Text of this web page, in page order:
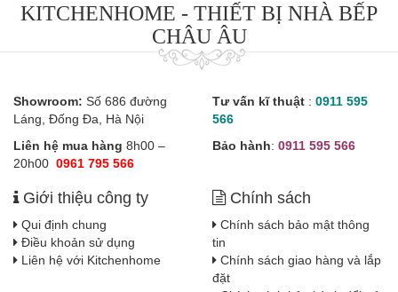
KITCHENHOME - THIẾT BỊ NHÀ BẾP
CHÂU ÂU
Showroom: Số 686 đường
Láng, Đống Đa, Hà Nội
Liên hệ mua hàng 8h00 –
20h00 0961 795 566
Tư vấn kĩ thuật : 0911 595
566
Bảo hành: 0911 595 566
Giới thiệu công ty
Qui định chung
Điều khoản sử dụng
Liên hệ với Kitchenhome
Chính sách
Chính sách bảo mật thông
tin
Chính sách giao hàng và lắp
đặt